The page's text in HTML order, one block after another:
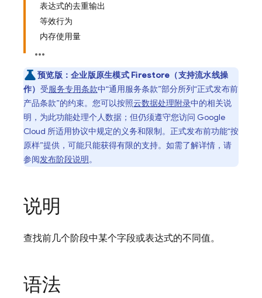
表达式的去重输出
等效行为
内存使用量
预览版： 企业版原生模式 Firestore（支持流水线操
作） 受服务专用条款中“通用服务条款”部分所列“正式发布前
产品条款”的约束。您可以按照云数据处理附录中的相关说
明，为此功能处理个人数据；但仍须遵守您访问 Google
Cloud 所适用协议中规定的义务和限制。正式发布前功能“按
原样”提供，可能只能获得有限的支持。如需了解详情，请
参阅发布阶段说明。
说明
查找前几个阶段中某个字段或表达式的不同值。
语法